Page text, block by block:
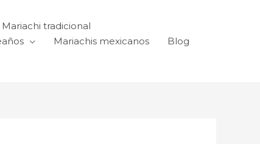
Mariachi tradicional
Mariachis mexicanos
Blog